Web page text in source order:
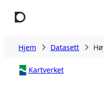
Hjem Datasett
Kartverket